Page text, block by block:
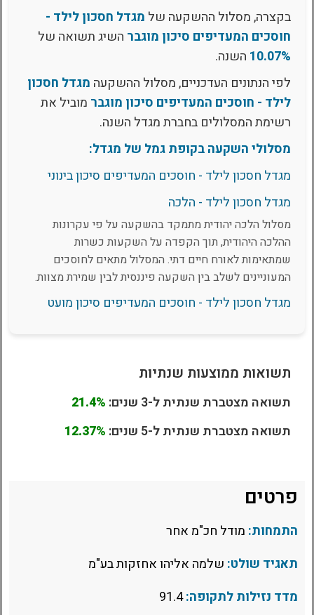
בקצרה, מסלול ההשקעה של מגדל חסכון לילד -
חוסכים המעדיפים סיכון מוגבר השיג תשואה של
10.07% השנה.
לפי הנתונים העדכניים, מסלול ההשקעה מגדל חסכון
לילד - חוסכים המעדיפים סיכון מוגבר מוביל את
רשימת המסלולים בחברת מגדל השנה.
מסלולי השקעה בקופת גמל של מגדל:
מגדל חסכון לילד - חוסכים המעדיפים סיכון בינוני
מגדל חסכון לילד - הלכה
מסלול הלכה יהודית מתמקד בהשקעה על פי עקרונות
ההלכה היהודית, תוך הקפדה על השקעות כשרות
שמתאימות לאורח חיים דתי. המסלול מתאים לחוסכים
המעוניינים לשלב בין השקעה פיננסית לבין שמירת מצוות.
מגדל חסכון לילד - חוסכים המעדיפים סיכון מועט
תשואות ממוצעות שנתיות
תשואה מצטברת שנתית ל-3 שנים:
21.4%
תשואה מצטברת שנתית ל-5 שנים:
12.37%
פרטים
התמחות: מודל חכ"מ אחר
תאגיד שולט: שלמה אליהו אחזקות בע"מ
מדד נזילות לתקופה:91.4